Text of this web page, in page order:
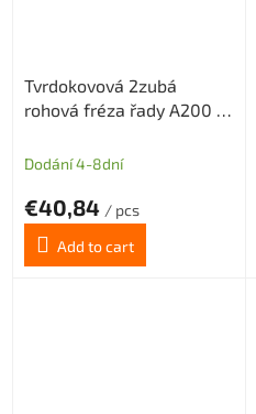
Tvrdokovová 2zubá
rohová fréza řady A200 s
pr.1,5mm odlehčený krček
Dodání 4-8dní
€40,84 / pcs
Add to cart